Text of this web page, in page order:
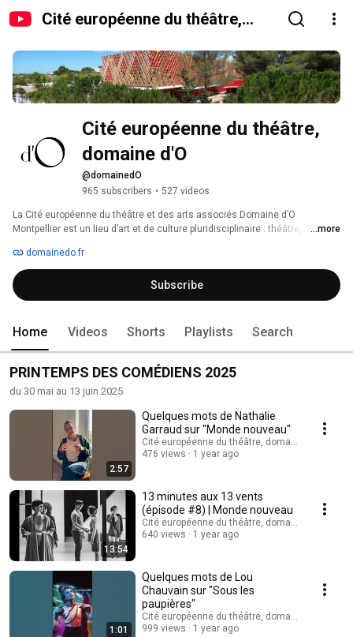
Cité européenne du théâtre,
Cité européenne du théâtre,
domaine d'O
@domainedO
965 subscribers • 527 videos
La Cité européenne du théâtre et des arts associés Domaine d’O
Montpellier est un lieu d’art et de culture pluridisciplinaire : théâtre,
création du spectacle vivant. La Cité européenne du théâtre produit une
saison culturelle et Le Printemps des Comédiens ainsi que de nombreux
festivals. Elle accueille d’autres festivals de renom tels que Montpellier
Danse, Radio France Montpellier Occitanie, Arabesques...
...more
domainedo.fr
Subscribe
Home Videos Shorts Playlists Search
PRINTEMPS DES COMÉDIENS 2025
du 30 mai au 13 juin 2025
2:57
Quelques mots de Nathalie
Garraud sur "Monde nouveau"
Cité européenne du théâtre, domaine d'O
476 views
1 year ago
13:54
13 minutes aux 13 vents
(épisode #8) | Monde nouveau
Cité européenne du théâtre, domaine d'O
640 views
1 year ago
1:01
Quelques mots de Lou
Chauvain sur "Sous les
paupières"
Cité européenne du théâtre, domaine d'O
999 views
1 year ago